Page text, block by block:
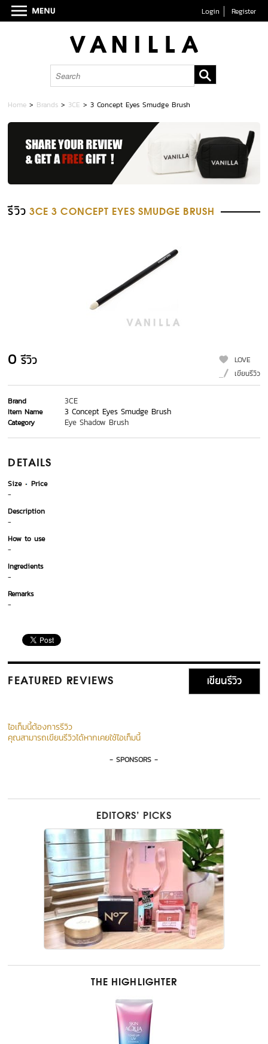
Login Register
Home > Brands > 3CE >3 Concept Eyes Smudge Brush
รีวิว 3CE 3 CONCEPT EYES SMUDGE BRUSH
0 รีวิว
LOVE
เขียนรีวิว
Brand 3CE
Item Name 3 Concept Eyes Smudge Brush
Category Eye Shadow Brush
DETAILS
Size
Price
-
Description
-
How to use
-
Ingredients
-
Remarks
-
FEATURED REVIEWS เขียนรีวิว
ไอเท็มนี้ต้องการรีวิว
คุณสามารถเขียนรีวิวได้หากเคยใช้ไอเท็มนี้
- SPONSORS -
EDITORS’ PICKS
THE HIGHLIGHTER